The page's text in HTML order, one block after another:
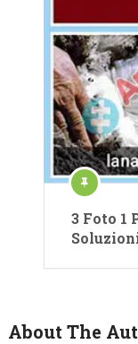
3 Foto 1
About The